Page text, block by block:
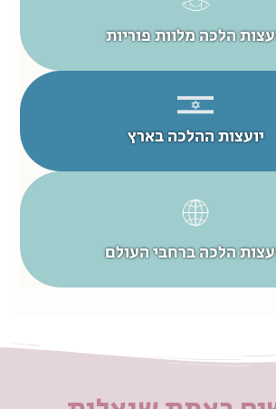
הלכה מלוות פוריות
יועצות ההלכה בארץ
הלכה ברחבי העולם